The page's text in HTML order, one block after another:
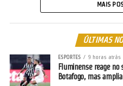
MAIS
ÚLTIMAS
ESPORTES 9 horas atrás
Fluminense reage
Botafogo, mas